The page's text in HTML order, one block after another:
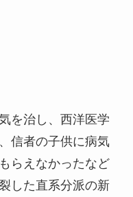
を治し、西洋医学
信者の子供に病気
らえなかったなど
した直系分派の新